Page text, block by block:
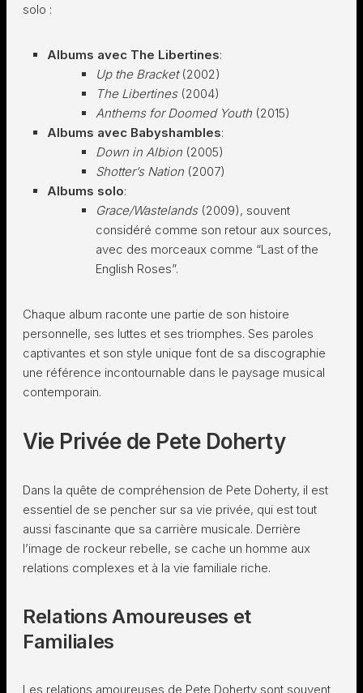
solo :
Albums avec The Libertines:
Up the Bracket(2002)
The Libertines(2004)
Anthems for Doomed Youth (2015)
Albums avec Babyshambles:
Down in Albion (2005)
Shotter’s Nation (2007)
Albums solo:
Grace/Wastelands(2009), souvent
considéré comme son retour aux sources,
avec des morceaux comme “Last of the
English Roses”.
Chaque album raconte une partie de son histoire
personnelle, ses luttes et ses triomphes. Ses paroles
captivantes et son style unique font de sa discographie
une référence incontournable dans le paysage musical
contemporain.
Vie Privée de Pete Doherty
Dans la quête de compréhension de Pete Doherty, il est
essentiel de se pencher sur sa vie privée, qui est tout
aussi fascinante que sa carrière musicale. Derrière
l’image de rockeur rebelle, se cache un homme aux
relations complexes et à la vie familiale riche.
Relations Amoureuses et
Familiales
Les relations amoureuses de Pete Doherty sont souvent